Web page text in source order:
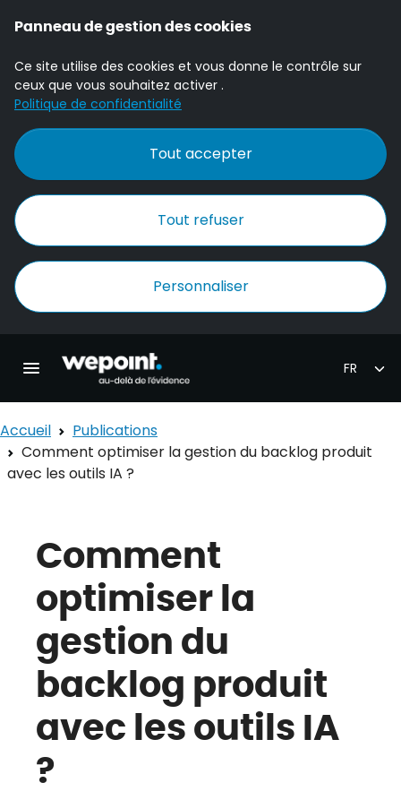
Panneau de gestion des cookies
Ce site utilise des cookies et vous donne le contrôle sur
ceux que vous souhaitez activer .
Politique de confidentialité
Tout accepter
Tout refuser
Personnaliser
Ouvrir la navigation principale
Accueil
Publications
Comment optimiser la gestion du backlog produit
avec les outils IA ?
Comment
optimiser la
gestion du
backlog produit
avec les outils IA
?